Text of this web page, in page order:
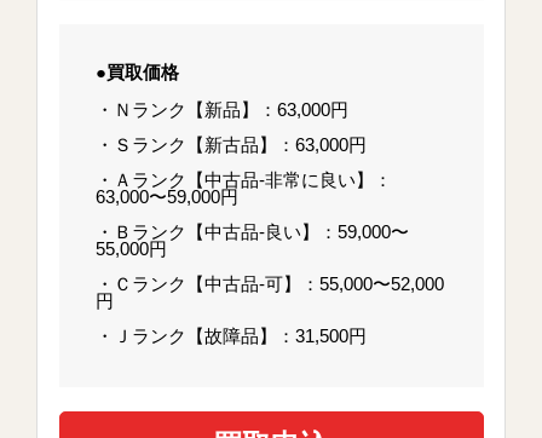
●買取価格
・Ｎランク【新品】：63,000円
・Ｓランク【新古品】：63,000円
・Ａランク【中古品-非常に良い】：
63,000〜59,000円
・Ｂランク【中古品-良い】：59,000〜
55,000円
・Ｃランク【中古品-可】：55,000〜52,000
円
・Ｊランク【故障品】：31,500円